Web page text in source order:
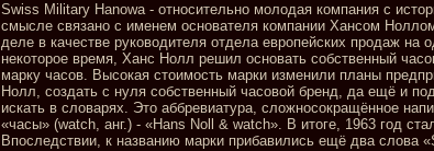
Swiss Military Hanowa - относительно молодая компания с
смысле связано с именем основателя компании Хансом
деле в качестве руководителя отдела европейских продаж
некоторое время, Ханс Нолл решил основать собственный
марку часов. Высокая стоимость марки изменили планы
Нолл, создать с нуля собственный часовой бренд, да ещё и
искать в словарях. Это аббревиатура, сложносокращённое
«часы» (watch, анг.) - «Hans Noll & watch». В итоге, 1963 год
Впоследствии, к названию марки прибавились ещё два слова